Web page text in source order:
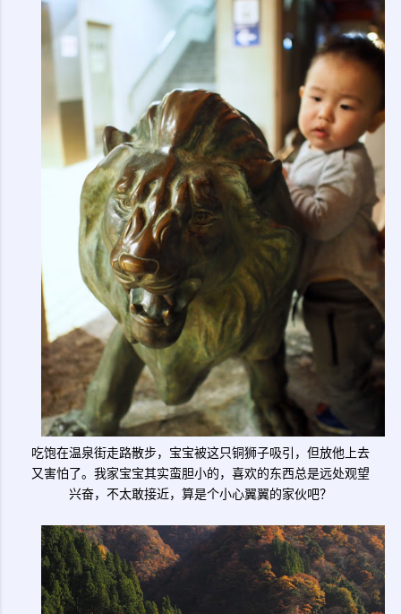
吃饱在温泉街走路散步，宝宝被这只铜狮子吸引，但放他上去
又害怕了。我家宝宝其实蛮胆小的，喜欢的东西总是远处观望
兴奋，不太敢接近，算是个小心翼翼的家伙吧？